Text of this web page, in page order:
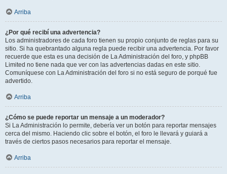
Arriba
¿Por qué recibí una advertencia?
Los administradores de cada foro tienen su propio conjunto de reglas para su
sitio. Si ha quebrantado alguna regla puede recibir una advertencia. Por favor
recuerde que esta es una decisión de La Administración del foro, y phpBB
Limited no tiene nada que ver con las advertencias dadas en este sitio.
Comuníquese con La Administración del foro si no está seguro de porqué fue
advertido.
Arriba
¿Cómo se puede reportar un mensaje a un moderador?
Si La Administración lo permite, debería ver un botón para reportar mensajes
cerca del mismo. Haciendo clic sobre el botón, el foro le llevará y guiará a
través de ciertos pasos necesarios para reportar el mensaje.
Arriba